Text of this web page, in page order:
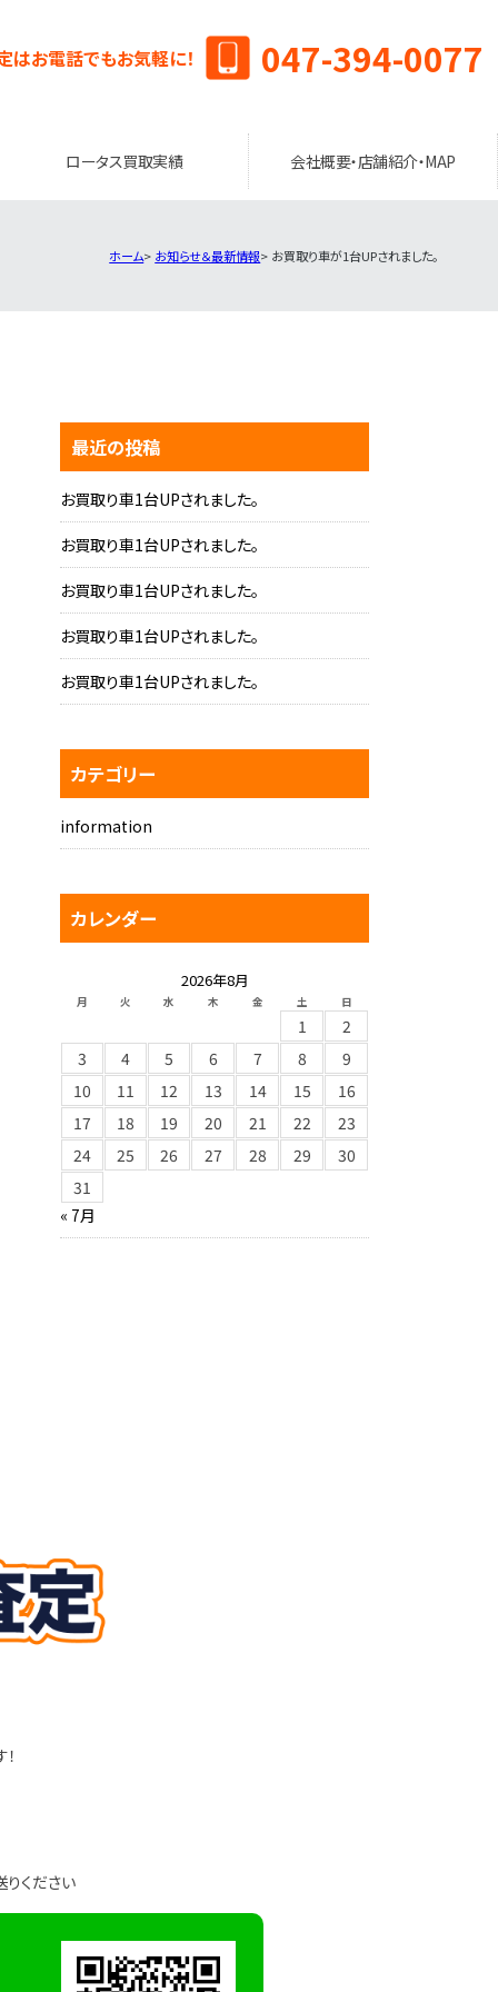
はお電話でもお気軽に！ 047-394-0077
ロータス買取実績 会社概要・店舗紹介・MAP
ホーム お知らせ＆最新情報 お買取り車が1台UPされました。
最近の投稿
お買取り車1台UPされました。
お買取り車1台UPされました。
お買取り車1台UPされました。
お買取り車1台UPされました。
お買取り車1台UPされました。
カテゴリー
information
カレンダー
2026年8月
月 火 水 木 金 土 日
1
2
3
4 5 6 7 8
9
10
11 12 13 14 15
16
17
18 19 20 21 22
23
24
25 26 27 28 29
30
31
« 7月
ください